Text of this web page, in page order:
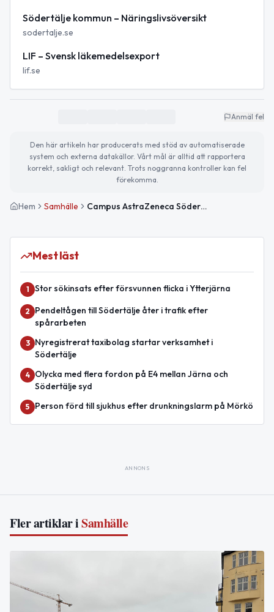
Södertälje kommun – Näringslivsöversikt
sodertalje.se
LIF – Svensk läkemedelsexport
lif.se
Anmäl fel
Den här artikeln har producerats med stöd av automatiserade
system och externa datakällor. Vårt mål är alltid att rapportera
korrekt, sakligt och relevant. Trots noggranna kontroller kan fel
förekomma.
Hem Samhälle Campus AstraZeneca Södertälje: stadens exportmotor och lokala framtidsnav
Mest läst
1 Stor sökinsats efter försvunnen flicka i Ytterjärna
2
Pendeltågen till Södertälje åter i trafik efter
spårarbeten
3
Nyregistrerat taxibolag startar verksamhet i
Södertälje
4
Olycka med flera fordon på E4 mellan Järna och
Södertälje syd
5 Person förd till sjukhus efter drunkningslarm på Mörkö
ANNONS
Fler artiklar iSamhälle